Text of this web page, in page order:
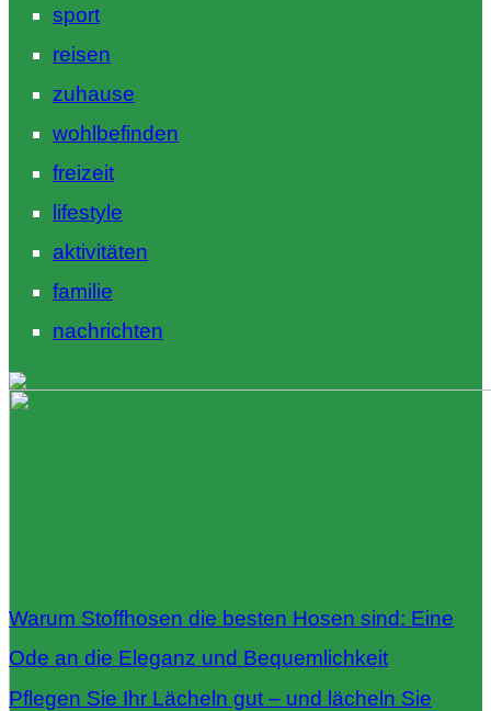
sport
reisen
zuhause
wohlbefinden
freizeit
lifestyle
aktivitäten
familie
nachrichten
Warum Stoffhosen die besten Hosen sind: Eine
Ode an die Eleganz und Bequemlichkeit
Pflegen Sie Ihr Lächeln gut – und lächeln Sie